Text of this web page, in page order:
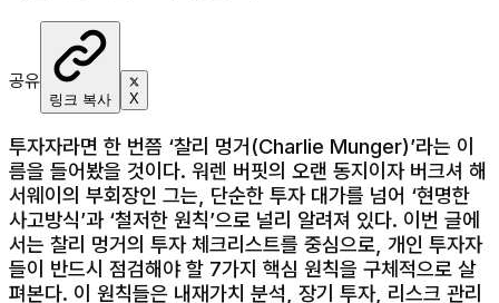
공유
링크 복사 X
투자자라면 한 번쯤 ‘찰리 멍거(Charlie Munger)’라는 이
름을 들어봤을 것이다. 워렌 버핏의 오랜 동지이자 버크셔 해
서웨이의 부회장인 그는, 단순한 투자 대가를 넘어 ‘현명한
사고방식’과 ‘철저한 원칙’으로 널리 알려져 있다. 이번 글에
서는 찰리 멍거의 투자 체크리스트를 중심으로, 개인 투자자
들이 반드시 점검해야 할 7가지 핵심 원칙을 구체적으로 살
펴본다. 이 원칙들은 내재가치 분석, 장기 투자, 리스크 관리